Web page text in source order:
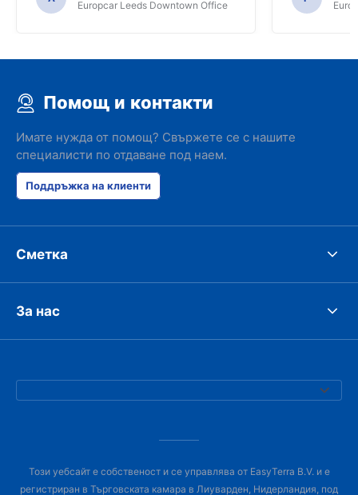
Europcar Leeds Downtown Office
Помощ и контакти
Имате нужда от помощ? Свържете се с нашите
специалисти по отдаване под наем.
Поддръжка на клиенти
Сметка
За нас
Този уебсайт е собственост и се управлява от EasyTerra B.V. и е
регистриран в Търговската камара в Лиуварден, Нидерландия, под